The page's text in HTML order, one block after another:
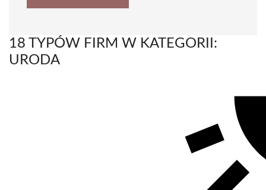
18 TYPÓW FIRM W KATEGORII:
URODA